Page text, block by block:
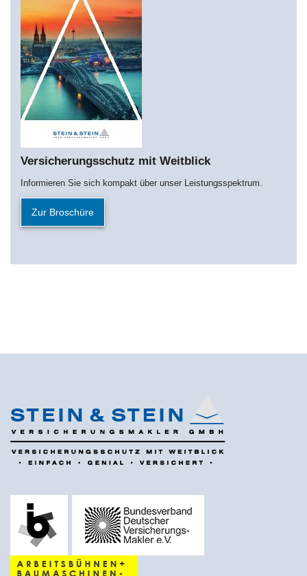
Versicherungsschutz mit Weitblick
Informieren Sie sich kompakt über unser Leistungsspektrum.
Zur Broschüre